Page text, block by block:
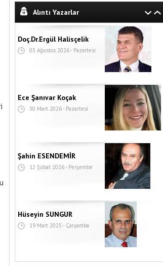
Alıntı Yazarlar
Doç.Dr.Ergül Halisçelik
03 Ağustos 2026 - Pazartesi
Ece Şanıvar Koçak
30 Mart 2026 - Pazartesi
Şahin ESENDEMİR
12 Şubat 2026 - Perşembe
Hüseyin SUNGUR
19 Mart 2025 - Çarşamba